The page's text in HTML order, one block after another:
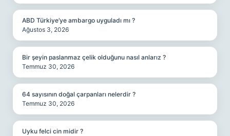
ABD Türkiye’ye ambargo uyguladı mı ?
Ağustos 3, 2026
Bir şeyin paslanmaz çelik olduğunu nasıl anlarız ?
Temmuz 30, 2026
64 sayısının doğal çarpanları nelerdir ?
Temmuz 30, 2026
Uyku felci cin midir ?